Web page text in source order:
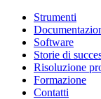
Strumenti
Software
Storie di
Risoluzione
Formazione
Contatti